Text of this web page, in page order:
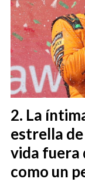
La
estrella
vida fuera
como un